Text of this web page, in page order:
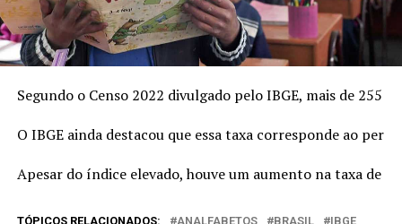
Segundo o Censo 2022 divulgado pelo IBGE, mais de
O IBGE ainda destacou que essa taxa corresponde ao
Apesar do índice elevado, houve um aumento na taxa de
TÓPICOS RELACIONADOS: ANALFABETOS BRASIL
IBGE